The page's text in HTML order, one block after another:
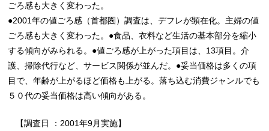
ごろ感も大きく変わった。
●2001年の値ごろ感（首都圏）調査は、デフレが顕在化。主婦の値
ごろ感も大きく変わった。●食品、衣料など生活の基本部分を縮小
する傾向がみられる。●値ごろ感が上がった項目は、13項目。介
護、掃除代行など、サービス関係が並んだ。●妥当価格は多くの項
目で、年齢が上がるほど価格も上がる。落ち込む消費ジャンルでも
５０代の妥当価格は高い傾向がある。
【調査日 ：2001年9月実施】